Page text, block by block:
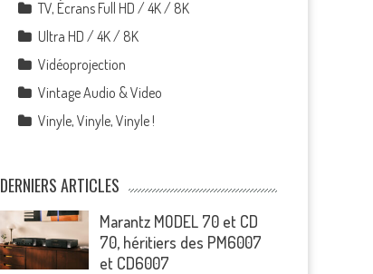
TV, Écrans Full HD / 4K / 8K
Ultra HD / 4K / 8K
Vidéoprojection
Vintage Audio & Video
Vinyle, Vinyle, Vinyle !
DERNIERS ARTICLES
Marantz MODEL 70 et CD
70, héritiers des PM6007
et CD6007